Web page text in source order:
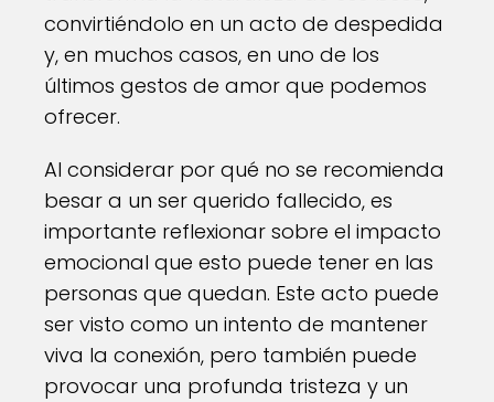
convirtiéndolo en un acto de despedida
y, en muchos casos, en uno de los
últimos gestos de amor que podemos
ofrecer.
Al considerar por qué no se recomienda
besar a un ser querido fallecido, es
importante reflexionar sobre el impacto
emocional que esto puede tener en las
personas que quedan. Este acto puede
ser visto como un intento de mantener
viva la conexión, pero también puede
provocar una profunda tristeza y un